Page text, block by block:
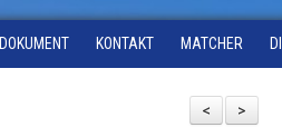
DOKUMENT KONTAKT MATCHER
>
<